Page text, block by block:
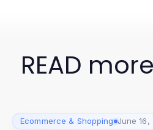
READ
Ecommerce & Shopping June 16,